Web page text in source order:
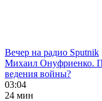
Вечер на радио Sputnik
Михаил Онуфриенко.
ведения войны?
03:04
24 мин